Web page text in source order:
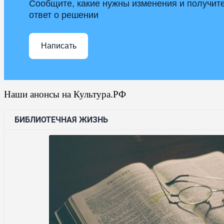
Сообщите, какие нужны изменения и
ответ о решении
Написать
Наши анонсы на Культура.РФ